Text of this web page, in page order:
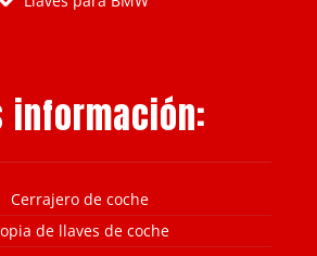
información:
Cerrajero de coche
de llaves de coche